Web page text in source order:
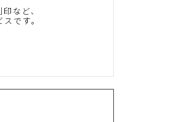
など、
です。